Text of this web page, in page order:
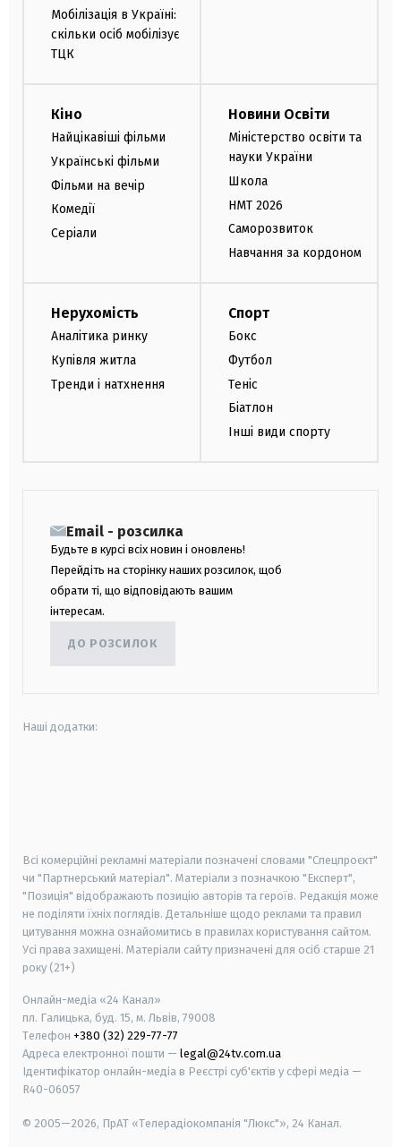
Мобілізація в Україні:
скільки осіб мобілізує
ТЦК
Кіно
Найцікавіші фільми
Українські фільми
Фільми на вечір
Комедії
Серіали
Новини Освіти
Міністерство освіти та
науки України
Школа
НМТ 2026
Саморозвиток
Навчання за кордоном
Нерухомість
Аналітика ринку
Купівля житла
Тренди і натхнення
Спорт
Бокс
Футбол
Теніс
Біатлон
Інші види спорту
Email - розсилка
Будьте в курсі всіх новин і оновлень!
Перейдіть на сторінку наших розсилок, щоб
обрати ті, що відповідають вашим
інтересам.
ДО РОЗСИЛОК
Наші додатки:
Всі комерційні рекламні матеріали позначені словами "Спецпроєкт"
чи "Партнерський матеріал". Матеріали з позначкою "Експерт",
"Позиція" відображають позицію авторів та героїв. Редакція може
не поділяти їхніх поглядів. Детальніше щодо реклами та правил
цитування можна ознайомитись в правилах користування сайтом.
Усі права захищені. Матеріали сайту призначені для осіб старше 21
року (21+)
Онлайн-медіа «24 Канал»
пл. Галицька, буд. 15, м. Львів, 79008
Телефон +380 (32) 229-77-77
Адреса електронної пошти — legal@24tv.com.ua
Ідентифікатор онлайн-медіа в Реєстрі суб'єктів у сфері медіа —
R40-06057
© 2005—2026, ПрАТ «Телерадіокомпанія "Люкс"», 24 Канал.